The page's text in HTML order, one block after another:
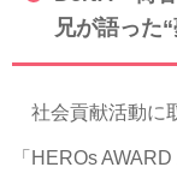
兄が語った
社会貢献活動に
「HEROs